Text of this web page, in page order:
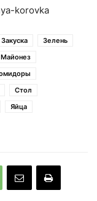
korovka
Закуска
Зелень
Майонез
Стол
Яйца